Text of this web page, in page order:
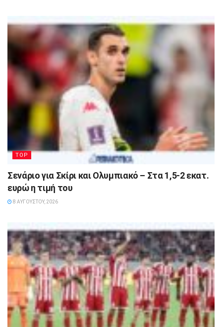
TOP
Σενάριο για Σκίρι και Ολυμπιακό – Στα 1,5-2 εκατ.
ευρώ η τιμή του
8 ΑΥΓΟΎΣΤΟΥ, 2026